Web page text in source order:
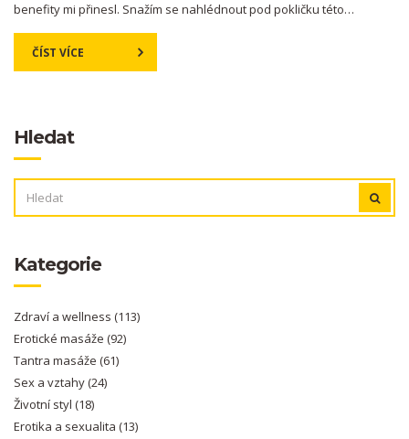
benefity mi přinesl. Snažím se nahlédnout pod pokličku této
rozhodnete vyzkoušet tantrickou masáž v Praze.
ČÍST VÍCE
Hledat
Kategorie
Zdraví a wellness (113)
Erotické masáže (92)
Tantra masáže (61)
Sex a vztahy(24)
Životní styl (18)
Erotika a sexualita (13)